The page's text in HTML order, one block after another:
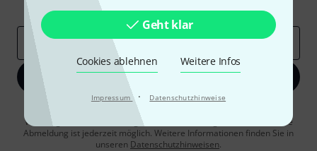
Geht klar
Cookies ablehnen Weitere Infos
Impressum · Datenschutzhinweise
Inspirierende Beiträge
Deals Thomann Insights
E-Mail-Adresse*
Jetzt anmelden
Mit Klick auf „Jetzt anmelden“ stimmen Sie dem Erhalt von E-Mail-
Werbung und einer Messung des E-Mail-Nutzungsverhaltens zu. Die
Abmeldung ist jederzeit möglich. Weitere Informationen finden Sie in
unseren Datenschutzhinweisen.